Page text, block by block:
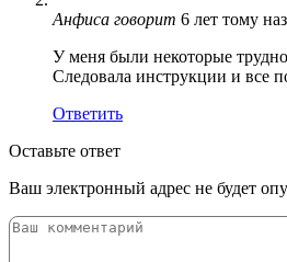
Анфиса говорит 6 лет тому
У меня были некоторые
Следовала инструкции и все
Ответить
Оставьте ответ
Ваш электронный адрес не будет